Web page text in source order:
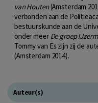
van Houten(Amsterdam
verbonden aan de
bestuurskunde aan de
onder meer De groep
Tommy van Es zijn zij de
(Amsterdam 2014).
Auteur(s)